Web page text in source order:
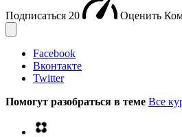
Подписаться 20 Оценить
Facebook
Вконтакте
Twitter
Помогут разобраться в теме Все